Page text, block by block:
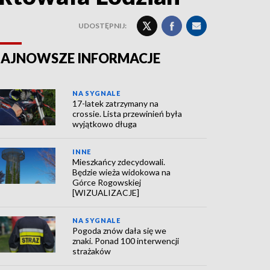
UDOSTĘPNIJ:
INFORMACJE
NA SYGNALE
17-latek zatrzymany na
crossie. Lista przewinień była
wyjątkowo długa
INNE
Mieszkańcy zdecydowali.
Będzie wieża widokowa na
Górce Rogowskiej
[WIZUALIZACJE]
NA SYGNALE
Pogoda znów dała się we
znaki. Ponad 100 interwencji
strażaków